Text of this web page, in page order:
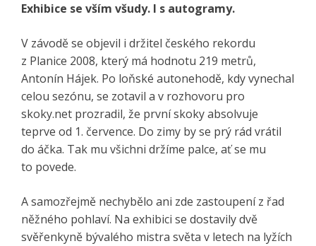
Exhibice se vším všudy. I s autogramy.
V závodě se objevil i držitel českého rekordu
z Planice 2008, který má hodnotu 219 metrů,
Antonín Hájek. Po loňské autonehodě, kdy vynechal
celou sezónu, se zotavil a v rozhovoru pro
skoky.net prozradil, že první skoky absolvuje
teprve od 1. července. Do zimy by se prý rád vrátil
do áčka. Tak mu všichni držíme palce, ať se mu
to povede.
A samozřejmě nechybělo ani zde zastoupení z řad
něžného pohlaví. Na exhibici se dostavily dvě
svěřenkyně bývalého mistra světa v letech na lyžích